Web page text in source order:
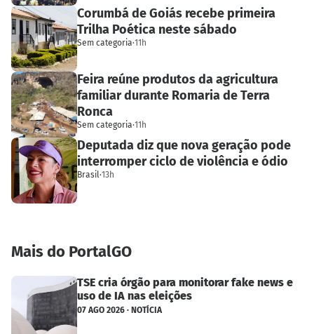
Corumbá de Goiás recebe primeira
Trilha Poética neste sábado
Sem categoria·11h
Feira reúne produtos da agricultura
familiar durante Romaria de Terra
Ronca
Sem categoria·11h
Deputada diz que nova geração pode
interromper ciclo de violência e ódio
Brasil·13h
Mais do PortalGO
TSE cria órgão para monitorar fake news e
uso de IA nas eleições
07 AGO 2026 · NOTÍCIA